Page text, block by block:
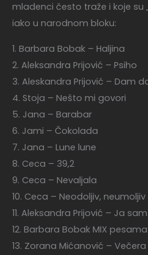
mladenci često traže i koje su
iako u narodnom bloku:
1. Barbara Bobak – Haljina
2. Aleksandra Prijović – Psiho
3. Aleskandra Prijović – Dam
4. Stoja – Nešto mi govori
5. Jana – Barabar
6. Jami – Čokolada
7. Jana – Lune lune
8. Ceca – 39,2
9. Ceca – Nevaljala
10. Ceca – Neodoljiv, neumoljiv
11. Aleksandra Prijović – Ja
12. Barbara Bobak MIX pesama
13. Zorana Mićanović – Večera